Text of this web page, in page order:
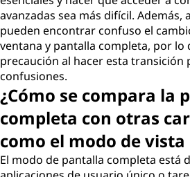
avanzadas sea más difícil. Además,
pueden encontrar confuso el
ventana y pantalla completa, por lo
precaución al hacer esta transición
confusiones.
¿Cómo se compara la
completa con otras
como el modo de
El modo de pantalla completa está